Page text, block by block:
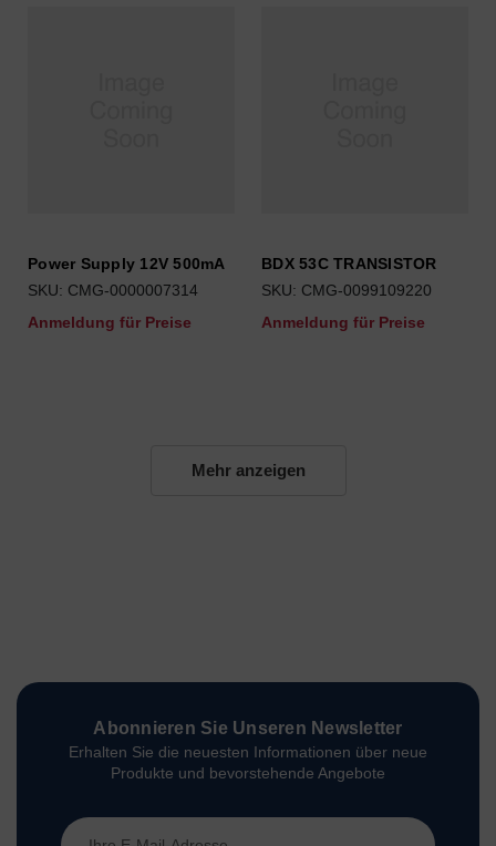
Power Supply 12V 500mA
SKU: CMG-0000007314
Anmeldung für Preise
BDX 53C TRANSISTOR
SKU: CMG-0099109220
Anmeldung für Preise
Mehr anzeigen
Abonnieren Sie Unseren Newsletter
Erhalten Sie die neuesten Informationen über neue
Produkte und bevorstehende Angebote
E-